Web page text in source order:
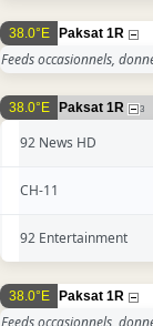
38.0°E Paksat 1R
Feeds occasionnels,
38.0°E Paksat 1R 3
92 News HD
CH-11
92 Entertainment
38.0°E Paksat 1R